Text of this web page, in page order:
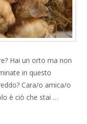
Hai un orto ma non
in questo
Cara/o amica/o
è ciò che stai …